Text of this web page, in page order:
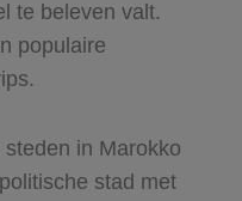
te beleven valt.
populaire
in Marokko
stad met